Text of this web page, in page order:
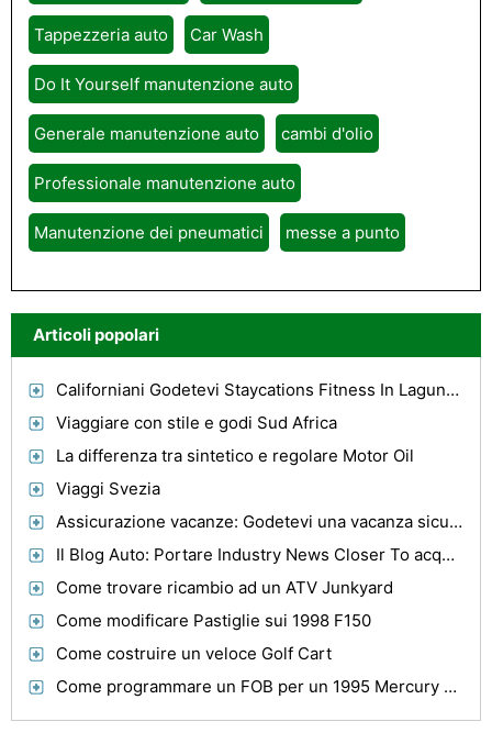
Tappezzeria auto Car Wash
Do It Yourself manutenzione auto
Generale manutenzione auto cambi d'olio
Professionale manutenzione auto
Manutenzione dei pneumatici messe a punto
Articoli popolari
Californiani Godetevi Staycations Fitness In Laguna Beach
Viaggiare con stile e godi Sud Africa
La differenza tra sintetico e regolare Motor Oil
Viaggi Svezia
Assicurazione vacanze: Godetevi una vacanza sicura
Il Blog Auto: Portare Industry News Closer To acquirenti Auto Parts dei Train
Come trovare ricambio ad un ATV Junkyard
Come modificare Pastiglie sui 1998 F150
Come costruire un veloce Golf Cart
Come programmare un FOB per un 1995 Mercury Grand Marquis